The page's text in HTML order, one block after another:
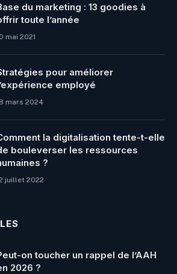
du marketing : 13 goodies à
toute l’année
mai 2021
pour améliorer
employé
mars 2024
la digitalisation tente-t-elle
bouleverser les ressources
?
juillet 2022
on toucher un rappel de l’AAH
2026 ?